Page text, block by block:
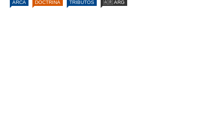
ARCA DOCTRINA TRIBUTOS 🇦🇷 ARG